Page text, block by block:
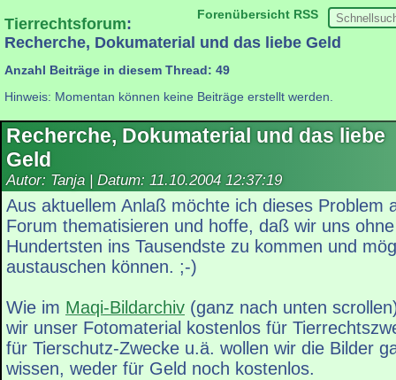
Forenübersicht RSS
Tierrechtsforum:
Recherche, Dokumaterial und das liebe Geld
Anzahl Beiträge in diesem Thread: 49
Hinweis: Momentan können keine Beiträge erstellt werden.
Recherche, Dokumaterial und das liebe
Geld
Autor: Tanja | Datum: 11.10.2004 12:37:19
Aus aktuellem Anlaß möchte ich dieses Problem
Forum thematisieren und hoffe, daß wir uns
Hundertsten ins Tausendste zu kommen und
austauschen können. ;-)
Wie im Maqi-Bildarchiv (ganz nach unten
wir unser Fotomaterial kostenlos für
für Tierschutz-Zwecke u.ä. wollen wir die Bilder
wissen, weder für Geld noch kostenlos.